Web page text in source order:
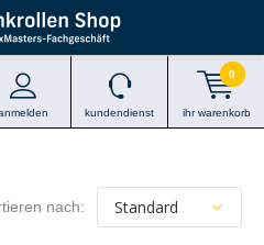
kundendienst ihr warenkorb
0
nach: